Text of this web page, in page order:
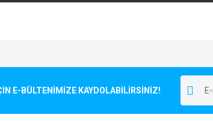
E-BÜLTENİMİZE KAYDOLABİLİRSİNİZ!